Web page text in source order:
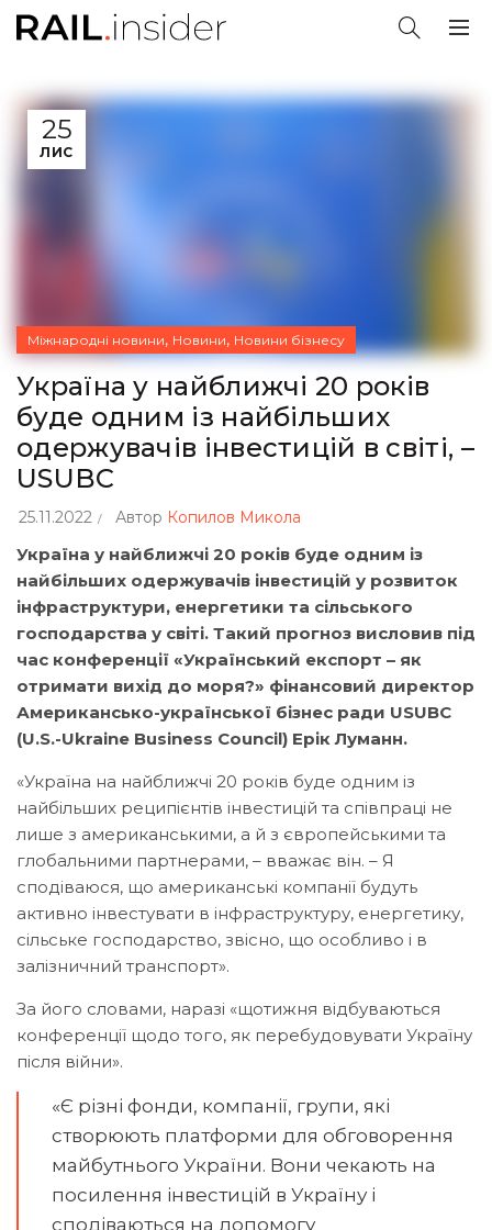
25
ЛИС
Міжнародні новини, Новини, Новини бізнесу
Україна у найближчі 20 років
буде одним із найбільших
одержувачів інвестицій в світі, –
USUBC
25.11.2022 Автор Копилов Микола
Україна у найближчі 20 років буде одним із
найбільших одержувачів інвестицій у розвиток
інфраструктури, енергетики та сільського
господарства у світі. Такий прогноз висловив під
час конференції «Український експорт – як
отримати вихід до моря?» фінансовий директор
Американсько-української бізнес ради USUBC
(U.S.-Ukraine Business Council) Ерік Луманн.
«Україна на найближчі 20 років буде одним із
найбільших реципієнтів інвестицій та співпраці не
лише з американськими, а й з європейськими та
глобальними партнерами, – вважає він. – Я
сподіваюся, що американські компанії будуть
активно інвестувати в інфраструктуру, енергетику,
сільське господарство, звісно, що особливо і в
залізничний транспорт».
За його словами, наразі «щотижня відбуваються
конференції щодо того, як перебудовувати Україну
після війни».
«Є різні фонди, компанії, групи, які
створюють платформи для обговорення
майбутнього України. Вони чекають на
посилення інвестицій в Україну і
сподіваються на допомогу